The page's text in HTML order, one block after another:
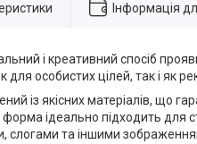
Інформація
і креативний спосіб
особистих цілей, так і як
із якісних матеріалів, що
форма ідеально підходить для
слогами та іншими